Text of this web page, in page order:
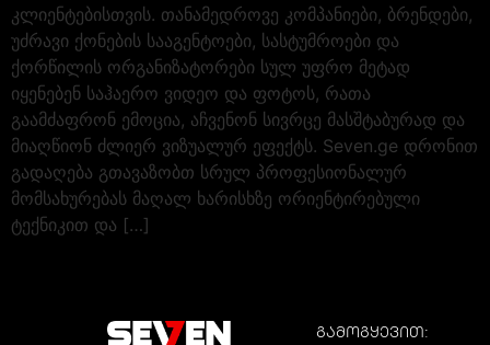
კლიენტებისთვის. თანამედროვე კომპანიები, ბრენდები,
უძრავი ქონების სააგენტოები, სასტუმროები და
ქორწილის ორგანიზატორები სულ უფრო მეტად
იყენებენ საჰაერო ვიდეო და ფოტოს, რათა
გაამძაფრონ ემოცია, აჩვენონ სივრცე მასშტაბურად და
მიაღწიონ ძლიერ ვიზუალურ ეფექტს. Seven.ge დრონით
გადაღება გთავაზობთ სრულ პროფესიონალურ
მომსახურებას მაღალ ხარისხზე ორიენტირებული
ტექნიკით და […]
გამოგყევით: